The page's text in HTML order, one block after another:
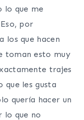
lo que me
por
los que hacen
toman esto muy
trajes
que les gusta
quería hacer un
lo que no